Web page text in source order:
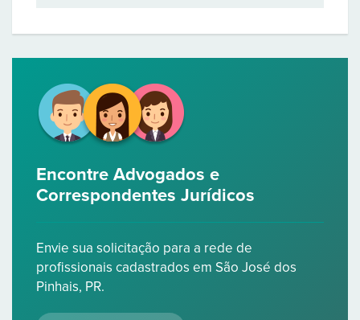
Encontre Advogados e
Correspondentes Jurídicos
Envie sua solicitação para a rede de
profissionais cadastrados em São José dos
Pinhais, PR.